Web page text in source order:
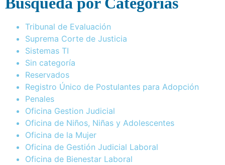
Tribunal de Evaluación
Suprema Corte de Justicia
Sistemas TI
Sin categoría
Reservados
Registro Único de Postulantes para Adopción
Penales
Oficina Gestion Judicial
Oficina de Niños, Niñas y Adolescentes
Oficina de la Mujer
Oficina de Gestión Judicial Laboral
Oficina de Bienestar Laboral